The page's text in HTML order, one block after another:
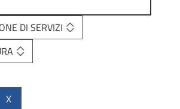
DI SERVIZI